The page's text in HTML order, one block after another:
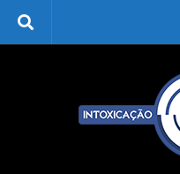
Skip to content